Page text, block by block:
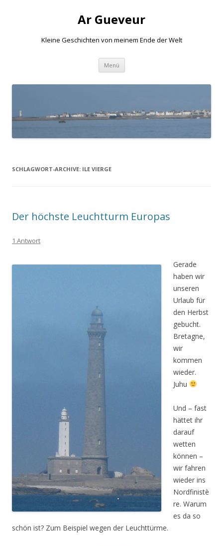
Ar Gueveur
Kleine Geschichten von meinem Ende der Welt
Menü Springe
Inhalt
SCHLAGWORT-ARCHIVE: ILE VIERGE
Der höchste Leuchtturm Europas
1 Antwort
Gerade
haben wir
unseren
Urlaub für
den Herbst
gebucht.
Bretagne,
wir
kommen
wieder.
Juhu
Und – fast
hättet ihr
darauf
wetten
können –
wir fahren
wieder ins
Nordfinistè
re. Warum
es da so
schön ist? Zum Beispiel wegen der Leuchttürme.